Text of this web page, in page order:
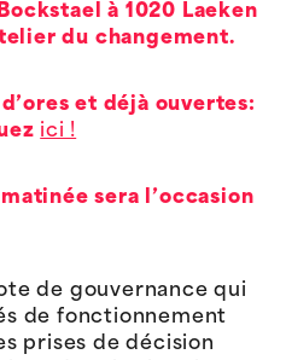
à 1020 Laeken
du changement.
et déjà ouvertes:
ici !
sera l’occasion
de gouvernance qui
de fonctionnement
prises de décision